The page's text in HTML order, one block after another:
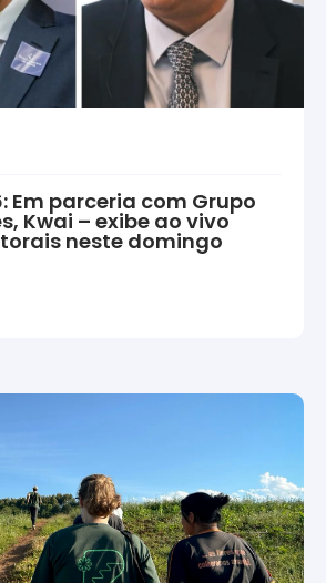
Em parceria com Grupo
Kwai – exibe ao vivo
neste domingo